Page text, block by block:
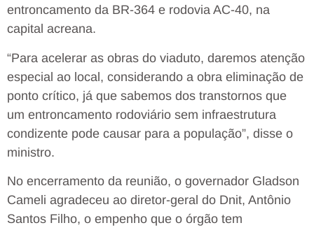
entroncamento da BR-364 e rodovia AC-40, na
capital acreana.
“Para acelerar as obras do viaduto, daremos atenção
especial ao local, considerando a obra eliminação de
ponto crítico, já que sabemos dos transtornos que
um entroncamento rodoviário sem infraestrutura
condizente pode causar para a população”, disse o
ministro.
No encerramento da reunião, o governador Gladson
Cameli agradeceu ao diretor-geral do Dnit, Antônio
Santos Filho, o empenho que o órgão tem